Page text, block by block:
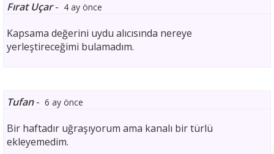
Fırat Uçar- 4 ay önce
Kapsama değerini uydu alıcısında nereye
yerleştireceğimi bulamadım.
Tufan- 6 ay önce
Bir haftadır uğraşıyorum ama kanalı bir türlü
ekleyemedim.